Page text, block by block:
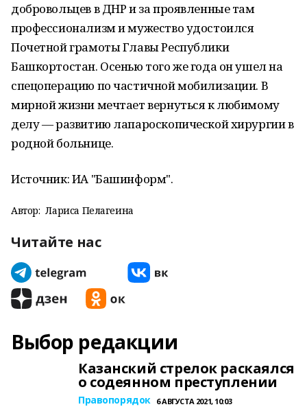
добровольцев в ДНР и за проявленные там
профессионализм и мужество удостоился
Почетной грамоты Главы Республики
Башкортостан. Осенью того же года он ушел на
спецоперацию по частичной мобилизации. В
мирной жизни мечтает вернуться к любимому
делу — развитию лапароскопической хирургии в
родной больнице.
Источник: ИА "Башинформ".
Автор: Лариса Пелагеина
Читайте нас
Выбор редакции
Казанский стрелок раскаялся
о содеянном преступлении
Правопорядок 6 АВГУСТА 2021, 10:03